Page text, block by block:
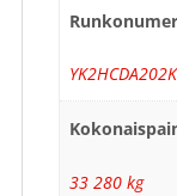
33 280 kg